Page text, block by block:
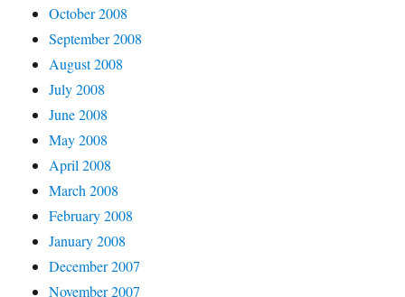
October 2008
September 2008
August 2008
July 2008
June 2008
May 2008
April 2008
March 2008
February 2008
January 2008
December 2007
November 2007